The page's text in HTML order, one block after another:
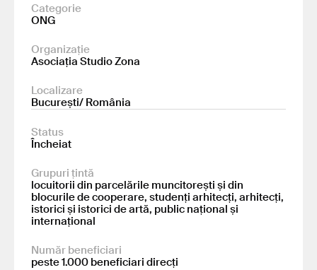
Categorie
ONG
Organizație
Asociația Studio Zona
Localizare
București/ România
Status
Încheiat
Grupuri țintă
locuitorii din parcelările muncitorești și din
blocurile de cooperare, studenți arhitecți, arhitecți,
istorici și istorici de artă, public național și
internațional
Număr beneficiari
peste 1.000 beneficiari direcți